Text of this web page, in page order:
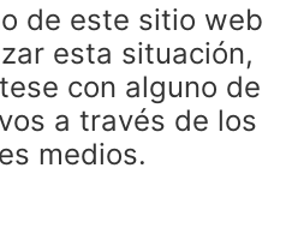
de este sitio web
esta situación,
con alguno de
a través de los
medios.